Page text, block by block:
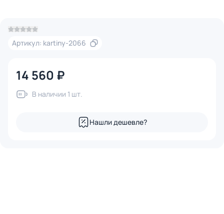
Артикул: kartiny-2066
14 560 ₽
В наличии 1 шт.
Нашли дешевле?